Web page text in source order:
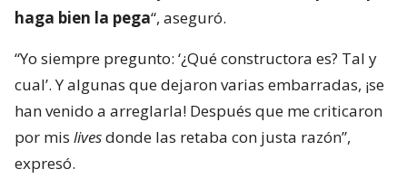
haga bien la pega“, aseguró.
“Yo siempre pregunto: ‘¿Qué constructora es? Tal y
cual’. Y algunas que dejaron varias embarradas, ¡se
han venido a arreglarla! Después que me criticaron
por mis livesdonde las retaba con justa razón”,
expresó.